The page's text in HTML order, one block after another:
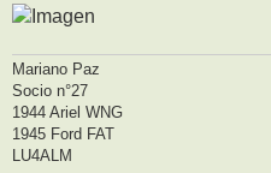
Mariano Paz
Socio n°27
1944 Ariel WNG
1945 Ford FAT
LU4ALM